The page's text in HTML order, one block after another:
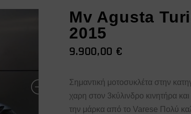
Mv Agusta
2015
9.900,00 €
Σημαντική μοτοσυκλέτα στην
χαρη στον 3κύλινδρο κινητήρα
την μάρκα από το Varese Πολύ